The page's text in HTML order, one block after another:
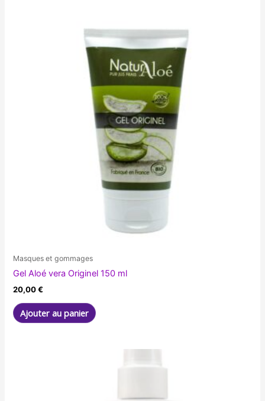
Masques et gommages
Gel Aloé vera Originel 150 ml
20,00€
Ajouter au panier